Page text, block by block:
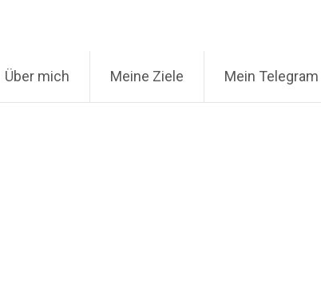
Über mich Meine Ziele Mein Telegram